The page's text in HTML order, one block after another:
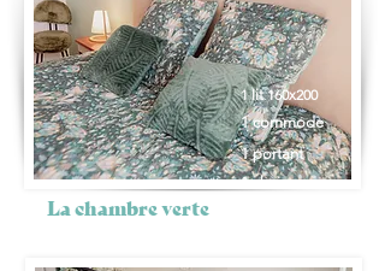
La chambre verte
1 lit 160x200
1 commode
1 chaise
1 portant